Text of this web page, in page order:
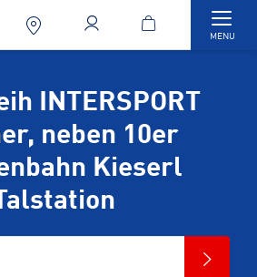
MENU
INTERSPORT
neben 10er
Kieserl